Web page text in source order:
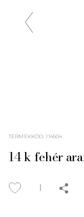
TERMÉKKÓD:114504
14 k fehér